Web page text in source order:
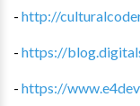
- http://
- https://
- https://